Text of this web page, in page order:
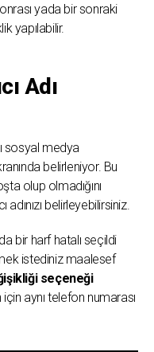
yada bir sonraki
yapılabilir.
Adı
sosyal medya
belirleniyor. Bu
olup olmadığını
belirleyebilirsiniz.
bir harf hatalı seçildi
istediniz maalesef
seçeneği
aynı telefon numarası